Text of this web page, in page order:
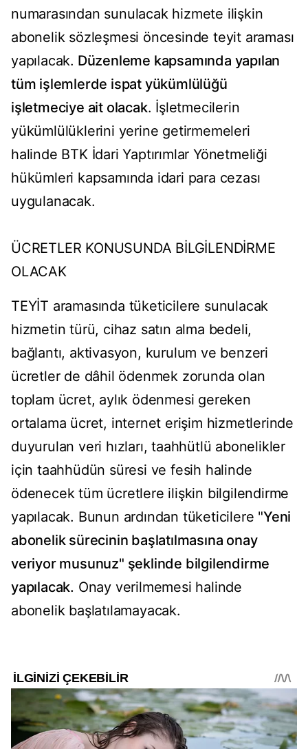
numarasından sunulacak hizmete ilişkin
abonelik sözleşmesi öncesinde teyit araması
yapılacak. Düzenleme kapsamında yapılan
tüm işlemlerde ispat yükümlülüğü
işletmeciye ait olacak. İşletmecilerin
yükümlülüklerini yerine getirmemeleri
halinde BTK İdari Yaptırımlar Yönetmeliği
hükümleri kapsamında idari para cezası
uygulanacak.
ÜCRETLER KONUSUNDA BİLGİLENDİRME
OLACAK
TEYİT aramasında tüketicilere sunulacak
hizmetin türü, cihaz satın alma bedeli,
bağlantı, aktivasyon, kurulum ve benzeri
ücretler de dâhil ödenmek zorunda olan
toplam ücret, aylık ödenmesi gereken
ortalama ücret, internet erişim hizmetlerinde
duyurulan veri hızları, taahhütlü abonelikler
için taahhüdün süresi ve fesih halinde
ödenecek tüm ücretlere ilişkin bilgilendirme
yapılacak. Bunun ardından tüketicilere "Yeni
abonelik sürecinin başlatılmasına onay
veriyor musunuz" şeklinde bilgilendirme
yapılacak. Onay verilmemesi halinde
abonelik başlatılamayacak.